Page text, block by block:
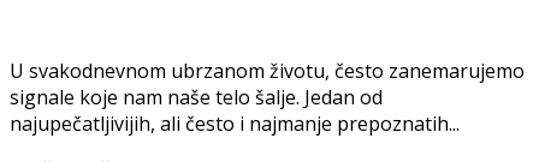
U svakodnevnom ubrzanom životu, često zanemarujemo
signale koje nam naše telo šalje. Jedan od
najupečatljivijih, ali često i najmanje prepoznatih...